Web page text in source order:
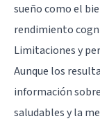
sueño como el
rendimiento
Limitaciones y
Aunque los
información
saludables y la